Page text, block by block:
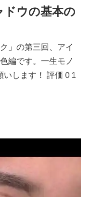
ウの基本の
」の第三回、アイ
編です。一生モノ
します！ 評価 0 1